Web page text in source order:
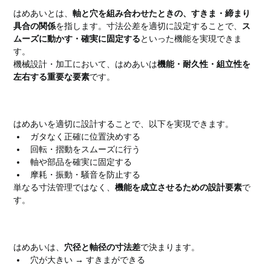
はめあいとは、軸と穴を組み合わせたときの、すきま・締まり
具合の関係を指します。寸法公差を適切に設定することで、
ス
ムーズに動かす・確実に固定するといった機能を実現できま
す。
機械設計・加工において、はめあいは機能・耐久性・組立性を
左右する重要な要素です。
はめあいを適切に設計することで、以下を実現できます。
ガタなく正確に位置決めする
回転・摺動をスムーズに行う
軸や部品を確実に固定する
摩耗・振動・騒音を防止する
単なる寸法管理ではなく、機能を成立させるための設計要素で
す。
はめあいは、 穴径と軸径の寸法差で決まります。
穴が大きい → すきまができる